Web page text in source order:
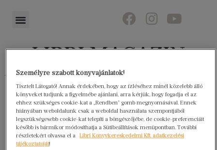
Könyvektől az olvasókig
Pánikra semmi ok
Személyre szabott könyvajánlatok!
Tisztelt Látogató! Annak érdekében, hogy az ízléséhez minél közelebb álló
könyveket tudjunk a figyelmébe ajánlani, arra kérjük, hogy fogadja el az
ehhez szükséges cookie-kat a „Rendben” gomb megnyomásával. Ennek
hiányában weboldalunk csak a weboldal használata szempontjából
legszükségesebb cookie-kat telepíti a böngészőjébe, de cookie-preferenciáit
később is bármikor módosíthatja a Sütibeállítások menüpontban. További
részletekért olvassa el a
Libri Könyvkereskedelmi Kft. adatkezelési
tájékoztatóját!